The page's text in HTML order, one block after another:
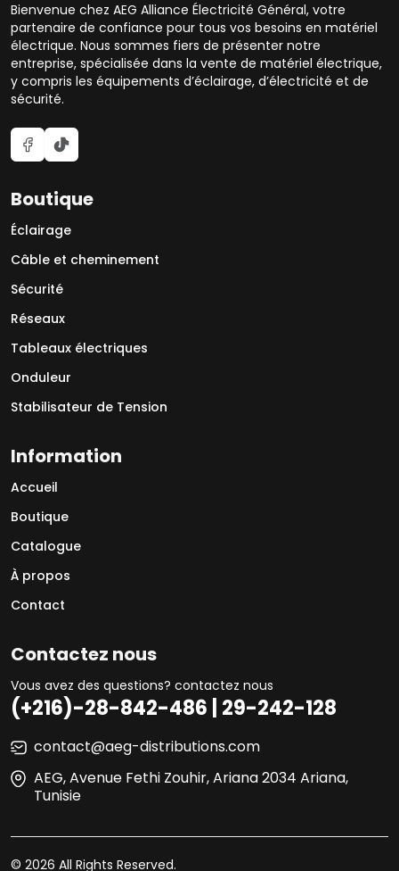
Bienvenue chez AEG Alliance Électricité Général, votre
partenaire de confiance pour tous vos besoins en matériel
électrique. Nous sommes fiers de présenter notre
entreprise, spécialisée dans la vente de matériel électrique,
y compris les équipements d’éclairage, d’électricité et de
sécurité.
Boutique
Éclairage
Câble et cheminement
Sécurité
Réseaux
Tableaux électriques
Onduleur
Stabilisateur de Tension
Information
Accueil
Boutique
Catalogue
À propos
Contact
Contactez nous
Vous avez des questions? contactez nous
(+216)-28-842-486 | 29-242-128
contact@aeg-distributions.com
AEG, Avenue Fethi Zouhir, Ariana 2034 Ariana,
Tunisie
© 2026 All Rights Reserved.